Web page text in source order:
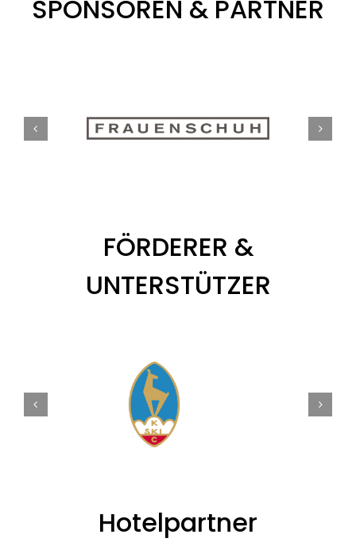
SPONSOREN & PARTNER
FÖRDERER &
UNTERSTÜTZER
Hotelpartner